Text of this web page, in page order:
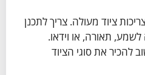
ציוד מעולה. צריך לתכנן
תאורה, או וידאו.
להכיר את סוגי הציוד